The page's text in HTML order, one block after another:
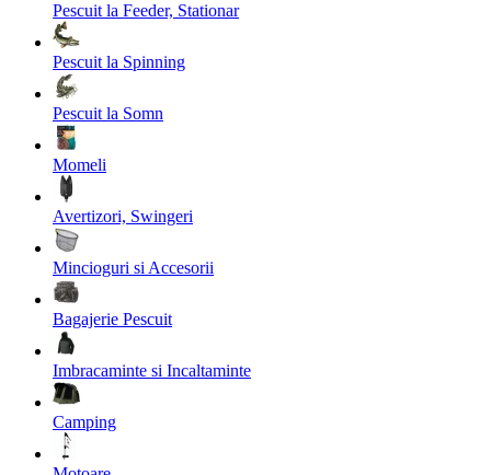
Pescuit la Feeder, Stationar
Pescuit la Spinning
Pescuit la Somn
Momeli
Avertizori, Swingeri
Mincioguri si Accesorii
Bagajerie Pescuit
Imbracaminte si Incaltaminte
Camping